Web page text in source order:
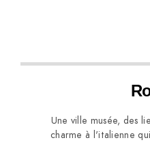
Une ville musée, des
charme à l'italienne